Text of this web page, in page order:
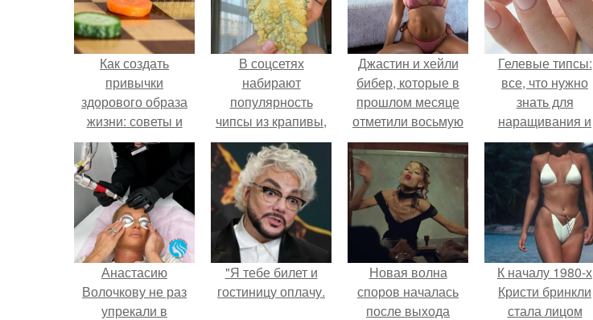
Как создать
привычки
здорового образа
жизни: советы и
рекомендации
В соцсетях
набирают
популярность
чипсы из крапивы,
которые
пользователи в
комментариях
называют
неожиданно
вкусными.
Джастин и хейли
бибер, которые в
прошлом месяце
отметили восьмую
годовщину
помолвки, показали
новые фото с
совместного
отдыха.
Гелевые типсы:
все, что нужно
знать для
наращивания и
дизайна ногтей
Анастасию
Волочкову не раз
упрекали в
"Я тебе билет и
гостиницу оплачу.
Новая волна
споров началась
после выхода
К началу 1980-х
Кристи бринкли
стала лицом